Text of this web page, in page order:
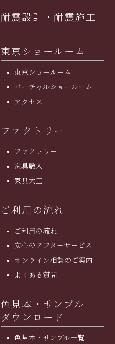
耐震設計・耐震施工
東京ショールーム
東京ショールーム
バーチャルショールーム
アクセス
ファクトリー
ファクトリー
家具職人
家具大工
ご利用の流れ
ご利用の流れ
安⼼のアフターサービス
オンライン相談のご案内
よくある質問
色見本・サンプル
ダウンロード
色見本・サンプル一覧